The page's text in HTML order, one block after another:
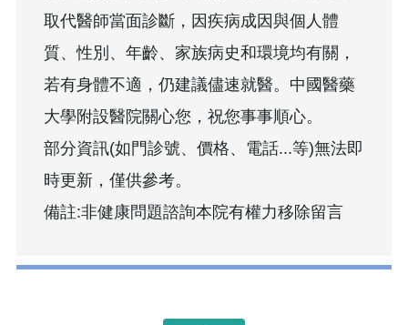
取代醫師當面診斷，因疾病成因與個人體
質、性別、年齡、家族病史和環境均有關，
若有身體不適，仍建議儘速就醫。中國醫藥
大學附設醫院關心您，祝您事事順心。
部分資訊(如門診號、價格、電話...等)無法即
時更新，僅供參考。
備註:非健康問題諮詢本院有權力移除留言